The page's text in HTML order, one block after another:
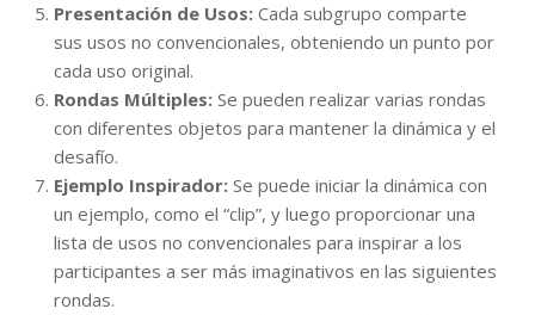
Presentación de Usos: Cada subgrupo comparte
sus usos no convencionales, obteniendo un punto por
cada uso original.
Rondas Múltiples: Se pueden realizar varias rondas
con diferentes objetos para mantener la dinámica y el
desafío.
Ejemplo Inspirador: Se puede iniciar la dinámica con
un ejemplo, como el “clip”, y luego proporcionar una
lista de usos no convencionales para inspirar a los
participantes a ser más imaginativos en las siguientes
rondas.